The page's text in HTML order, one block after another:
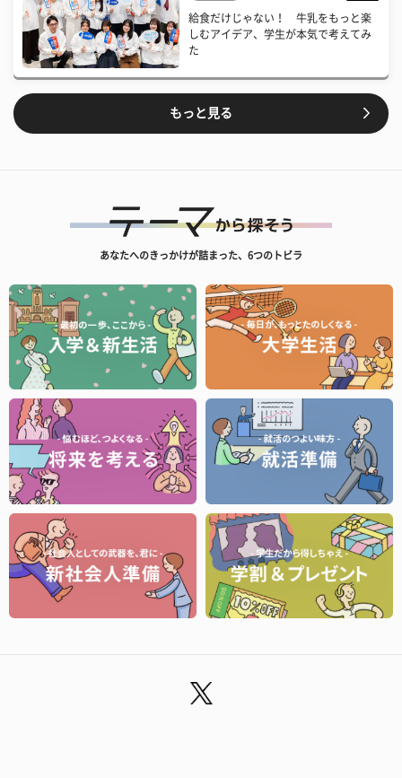
給食だけじゃない！ 牛乳をもっと楽
しむアイデア、学生が本気で考えてみ
た
もっと見る
あなたへのきっかけが詰まった、6つのトビラ